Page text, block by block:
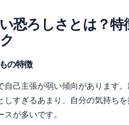
恐ろしさとは？特
の特徴
自己主張が弱い傾向があります
しすぎるあまり、自分の気持ち
が多いです。